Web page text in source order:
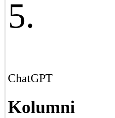
5.
ChatGPT
Kolumni